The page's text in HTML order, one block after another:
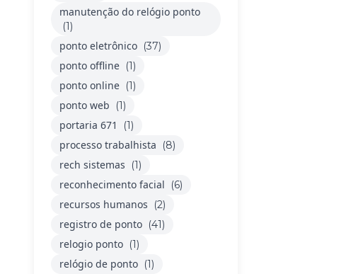
manutenção do relógio ponto
(1)
ponto eletrônico (37)
ponto offline (1)
ponto online (1)
ponto web (1)
portaria 671 (1)
processo trabalhista (8)
rech sistemas (1)
reconhecimento facial (6)
recursos humanos (2)
registro de ponto (41)
relogio ponto (1)
relógio de ponto (1)